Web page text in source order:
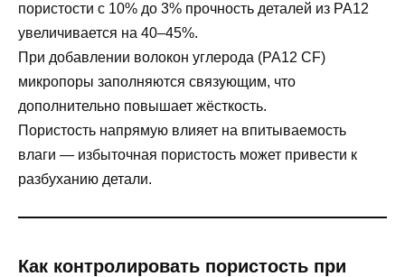
пористости с 10% до 3% прочность деталей из PA12
увеличивается на 40–45%.
При добавлении волокон углерода (PA12 CF)
микропоры заполняются связующим, что
дополнительно повышает жёсткость.
Пористость напрямую влияет на впитываемость
влаги — избыточная пористость может привести к
разбуханию детали.
Как контролировать пористость при